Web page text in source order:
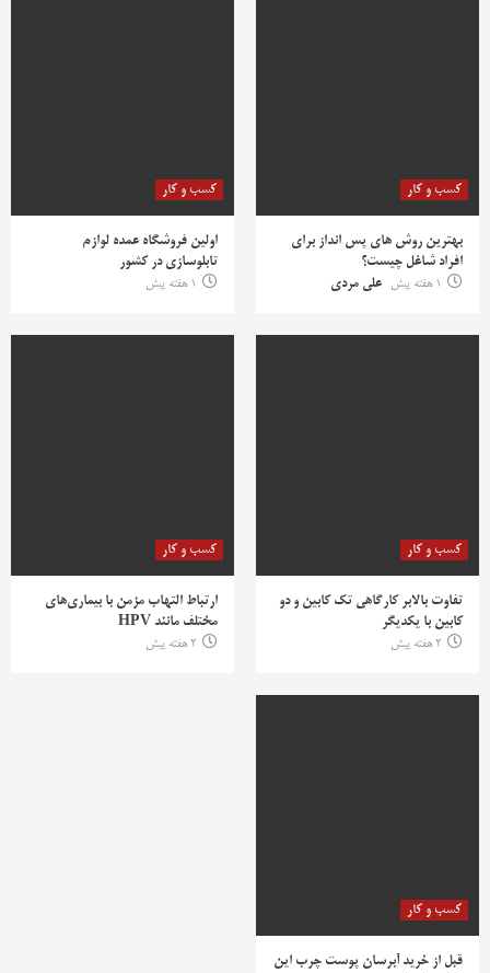
کسب و کار
بهترین روش‌ های پس‌ انداز برای
افراد شاغل چیست؟
1 هفته پیش
علی مردی
کسب و کار
اولین فروشگاه عمده لوازم
تابلوسازی در کشور
1 هفته پیش
کسب و کار
تفاوت بالابر کارگاهی تک کابین و دو
کابین با یکدیگر
2 هفته پیش
کسب و کار
ارتباط التهاب مزمن با بیماری‌های
مختلف مانند HPV
2 هفته پیش
کسب و کار
قبل از خرید آبرسان پوست چرب این